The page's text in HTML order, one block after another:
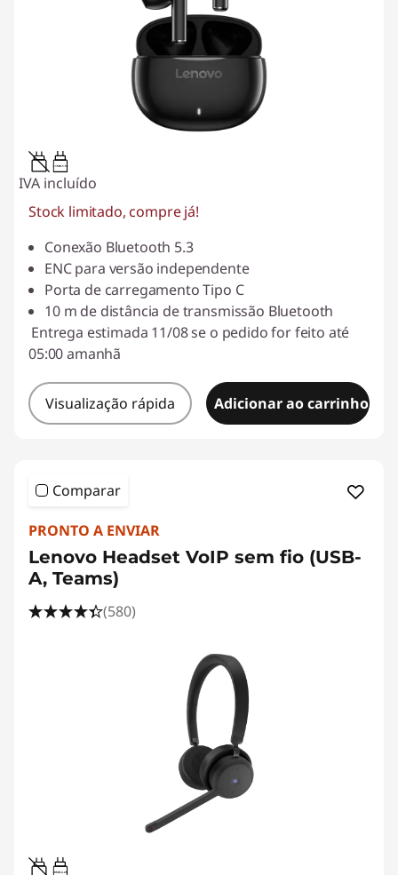
0.15W-1.5W
IVA incluído
Stock limitado, compre já!
Conexão Bluetooth 5.3
ENC para versão independente
Porta de carregamento Tipo C
10 m de distância de transmissão Bluetooth
Entrega estimada 11/08 se o pedido for feito até
05:00 amanhã
Visualização rápida Adicionar ao carrinho
Comparar
PRONTO A ENVIAR
Lenovo Headset VoIP sem fio (USB-
A, Teams)
(580)
0.95W-3.25W